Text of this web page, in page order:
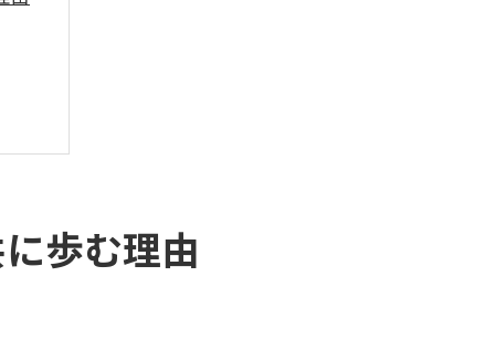
歩む理由